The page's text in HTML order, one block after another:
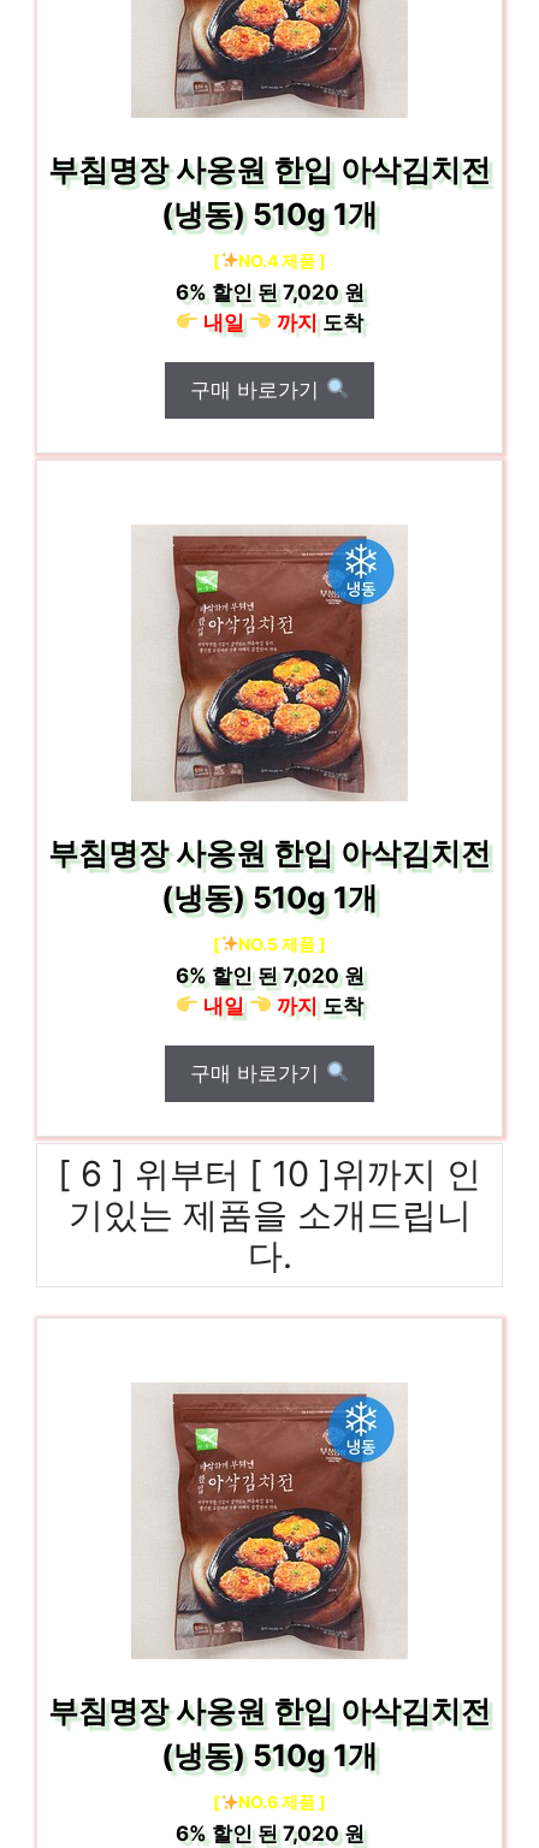
부침명장 사옹원 한입 아삭김치전
(냉동) 510g 1개
[ NO.4 제품 ]
6%할인 된7,020 원
내일
까지도착
구매 바로가기
부침명장 사옹원 한입 아삭김치전
(냉동) 510g 1개
[ NO.5 제품 ]
6%할인 된7,020 원
내일
까지도착
구매 바로가기
[ 6 ] 위부터 [ 10 ]위까지 인
기있는 제품을 소개드립니
다.
부침명장 사옹원 한입 아삭김치전
(냉동) 510g 1개
[ NO.6 제품 ]
6%할인 된7,020 원